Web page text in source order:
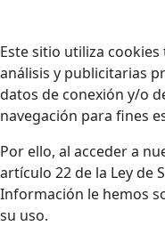
Este sitio utiliza
análisis y publicitarias
datos de conexión y/o
navegación para fines
Por ello, al acceder a
artículo 22 de la Ley de
Información le hemos
su uso.